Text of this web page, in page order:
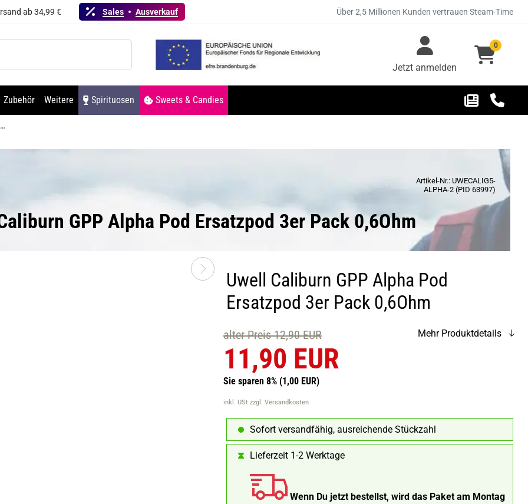
ab 34,99 € Sales Ausverkauf Über 2,5 Millionen Kunden vertrauen Steam-Time
Jetzt anmelden
0
Zubehör Weitere Spirituosen Sweets & Candies
Uwell Caliburn GPP Alpha Pod Ersatzpod 3er Pack 0,6Ohm
Artikel-Nr.: UWECALIG5-
ALPHA-2 (PID 63997)
GPP Alpha Pod Ersatzpod 3er Pack 0,6Ohm
Uwell Caliburn GPP Alpha Pod
Ersatzpod 3er Pack 0,6Ohm
alter Preis 12,90 EUR
11,90 EUR
Sie sparen 8% (1,00 EUR)
inkl. USt zzgl. Versandkosten
Mehr Produktdetails
Sofort versandfähig, ausreichende Stückzahl
Lieferzeit 1-2 Werktage
Wenn Du jetzt bestellst, wird das Paket am Montag